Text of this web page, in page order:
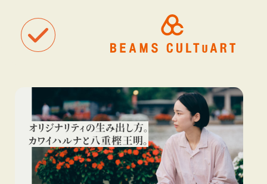
聴
タグ一覧